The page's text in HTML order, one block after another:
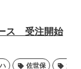
ス 受注開始
佐世保 大村